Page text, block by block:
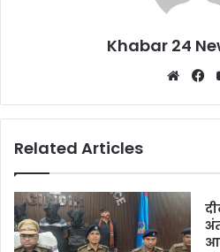
Khabar 24
Related Articles